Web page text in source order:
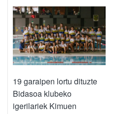
19 garaipen lortu dituzte
Bidasoa klubeko
igerilariek Kimuen